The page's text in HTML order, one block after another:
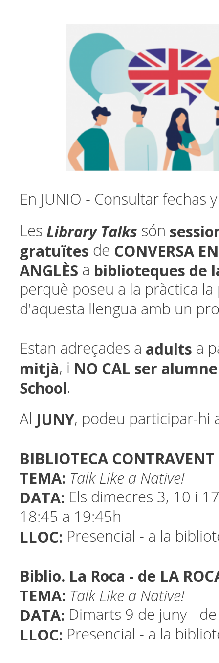
En JUNIO - Consultar fechas
Les Library Talks són
gratuïtes de CONVERSA EN
ANGLÈS a biblioteques de
perquè poseu a la pràctica la
d'aquesta llengua amb un
Estan adreçades a adults a
mitjà, i NO CAL ser
School.
Al JUNY, podeu participar-hi
BIBLIOTECA
TEMA: Talk Like a Native!
DATA: Els dimecres 3, 10 i
18:45 a 19:45h
LLOC: Presencial - a la
Biblio. La Roca - de LA
TEMA: Talk Like a Native!
DATA: Dimarts 9 de juny -
LLOC: Presencial - a la